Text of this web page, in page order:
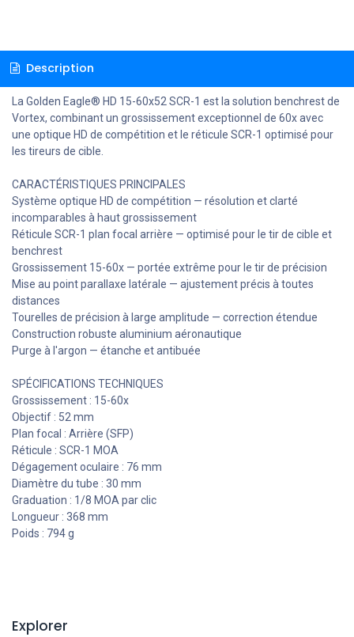
Description
La Golden Eagle® HD 15-60x52 SCR-1 est la solution benchrest de
Vortex, combinant un grossissement exceptionnel de 60x avec
une optique HD de compétition et le réticule SCR-1 optimisé pour
les tireurs de cible.
CARACTÉRISTIQUES PRINCIPALES
Système optique HD de compétition — résolution et clarté
incomparables à haut grossissement
Réticule SCR-1 plan focal arrière — optimisé pour le tir de cible et
benchrest
Grossissement 15-60x — portée extrême pour le tir de précision
Mise au point parallaxe latérale — ajustement précis à toutes
distances
Tourelles de précision à large amplitude — correction étendue
Construction robuste aluminium aéronautique
Purge à l'argon — étanche et antibuée
SPÉCIFICATIONS TECHNIQUES
Grossissement : 15-60x
Objectif : 52 mm
Plan focal : Arrière (SFP)
Réticule : SCR-1 MOA
Dégagement oculaire : 76 mm
Diamètre du tube : 30 mm
Graduation : 1/8 MOA par clic
Longueur : 368 mm
Poids : 794 g
Explorer